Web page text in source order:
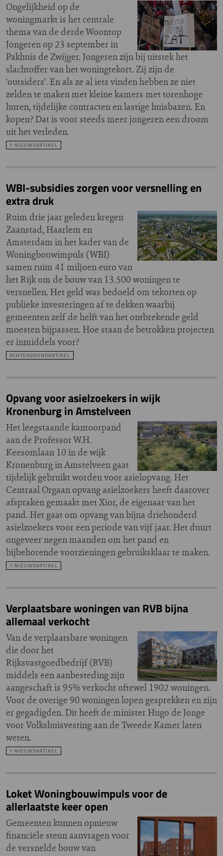
Ongelijkheid op de
woningmarkt is het centrale
thema van de derde Woontop
Jongeren op 23 september in
Pakhuis de Zwijger. Jongeren zijn bij uitstek het
slachtoffer van het woningtekort. Zij zijn de
'outsiders'. En als ze al iets vinden hebben ze niet
zelden te maken met kleine kamers met torenhoge
huren, tijdelijke contracten en lastige huisbazen. En
kopen? Dat is voor steeds meer jongeren een droom
uit het verleden.
1 NIEUWSARTIKEL
WBI-subsidies zorgen voor versnelling en
extra druk
Ruim drie jaar geleden kregen
Zaanstad, Haarlem en
Amsterdam in het kader van de
Woningbouwimpuls (WBI)
samen ruim 41 miljoen euro van
het Rijk om de bouw van 13.500 woningen te
versnellen. Het geld was bedoeld om tekorten op
publieke investeringen af te dekken waarbij
gemeenten zelf de helft van het ontbrekende geld
moesten bijpassen. Hoe staan de betrokken projecten
er inmiddels voor?
ACHTERGRONDARTIKEL
Opvang voor asielzoekers in wijk
Kronenburg in Amstelveen
Het leegstaande kantoorpand
aan de Professor W.H.
Keesomlaan 10 in de wijk
Kronenburg in Amstelveen gaat
tijdelijk gebruikt worden voor asielopvang. Het
Centraal Orgaan opvang asielzoekers heeft daarover
afspraken gemaakt met Xior, de eigenaar van het
pand. Het gaat om opvang van bijna driehonderd
asielzoekers voor een periode van vijf jaar. Het duurt
ongeveer negen maanden om het pand en
bijbehorende voorzieningen gebruiksklaar te maken.
1 NIEUWSARTIKEL
Verplaatsbare woningen van RVB bijna
allemaal verkocht
Van de verplaatsbare woningen
die door het
Rijksvastgoedbedrijf (RVB)
middels een aanbesteding zijn
aangeschaft is 95% verkocht oftewel 1902 woningen.
Voor de overige 90 woningen lopen gesprekken en zijn
er gegadigden. Dit heeft de minister Hugo de Jonge
voor Volkshuisvesting aan de Tweede Kamer laten
weten.
1 NIEUWSARTIKEL
Loket Woningbouwimpuls voor de
allerlaatste keer open
Gemeenten kunnen opnieuw
financiële steun aanvragen voor
de versnelde bouw van